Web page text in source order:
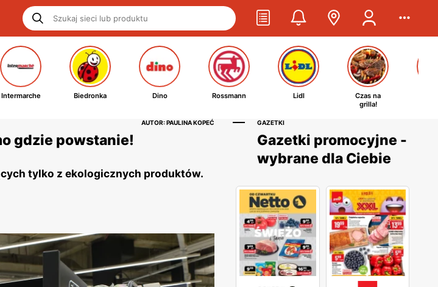
Intermarche Biedronka Dino Rossmann Lidl
Czas na
grilla!
AUTOR: PAULINA KOPEĆ
gdzie powstanie!
tylko z ekologicznych produktów.
GAZETKI
Gazetki promocyjne -
wybrane dla Ciebie